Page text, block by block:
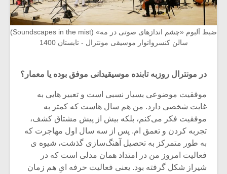
ضبط آلبوم «چشم اندازهای صوتی در مه» (Soundscapes in the mist)
سالن کنسرواتوار موسیقی مونترال - تابستان 1400
در مونترال روزبه تابنده موسیقیدانی موفق بوده یا معمار؟
موفقیت موضوعی بسیار نسبی است و تعبیر هایی به
غایت شخصی دارد. من هم سال هاست که کمتر به
موفقیت فکر می‌کنم، بلکه بیش از پیش مشتاق کشف،
تجربه کردن و تعمق ام. پس از سه سال اول مهاجرت که
به طور متمرکز به تحصیل آهنگ‌سازی گذشت، شیوه ی
فعالیت امروز من در امتداد همان مدلی است که در
شیراز شکل گرفته بود. یعنی فعالیت حرفه ایِ هم زمان